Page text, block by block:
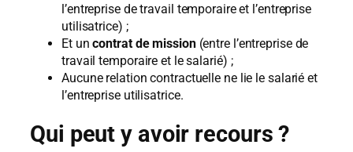
l’entreprise de travail temporaire et l’entreprise
utilisatrice) ;
Et uncontrat de mission(entre l’entreprise de
travail temporaire et le salarié) ;
Aucune relation contractuelle ne lie le salarié et
l’entreprise utilisatrice.
Qui peut y avoir recours ?